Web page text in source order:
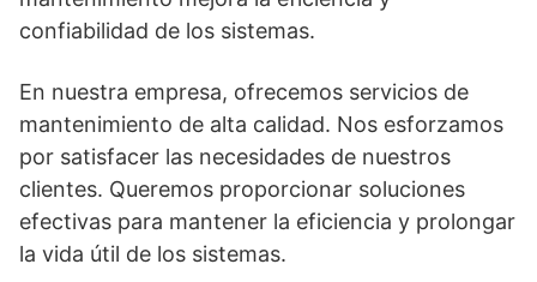
confiabilidad de los sistemas.
En nuestra empresa, ofrecemos servicios de
mantenimiento de alta calidad. Nos esforzamos
por satisfacer las necesidades de nuestros
clientes. Queremos proporcionar soluciones
efectivas para mantener la eficiencia y prolongar
la vida útil de los sistemas.